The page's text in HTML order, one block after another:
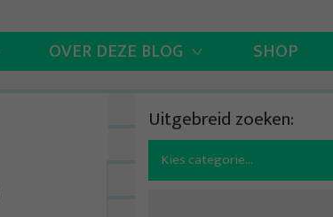
OVER DEZE BLOG SHOP
Uitgebreid zoeken:
Search
for: